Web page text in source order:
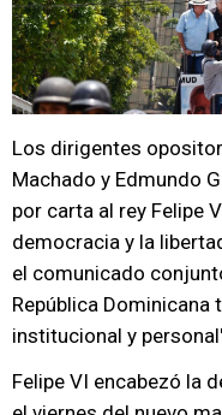
Los dirigentes
Machado y Edmundo
por carta al rey Felipe
democracia y la
el comunicado
República Dominicana
institucional y
Felipe VI encabezó la